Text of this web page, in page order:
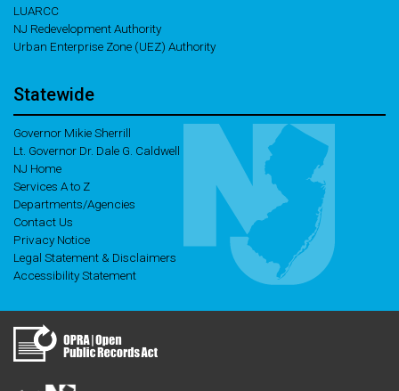
LUARCC
NJ Redevelopment Authority
Urban Enterprise Zone (UEZ) Authority
Statewide
Governor Mikie Sherrill
Lt. Governor Dr. Dale G. Caldwell
NJ Home
Services A to Z
Departments/Agencies
Contact Us
Privacy Notice
Legal Statement & Disclaimers
Accessibility Statement